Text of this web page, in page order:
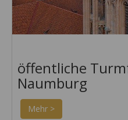
öffentliche
Naumburg